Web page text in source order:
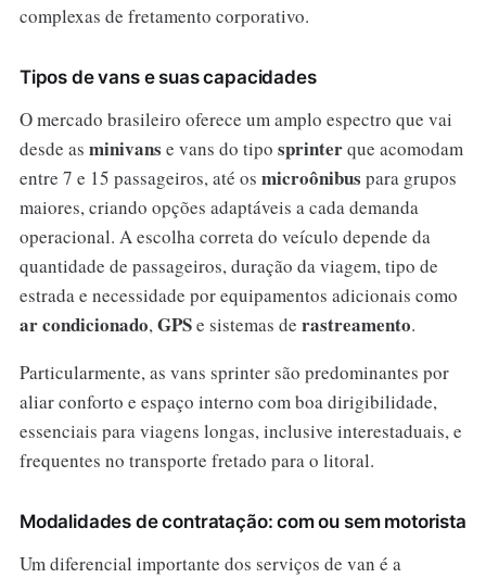
complexas de fretamento corporativo.
Tipos de vans e suas capacidades
O mercado brasileiro oferece um amplo espectro que vai
desde as minivans e vans do tipo sprinterque acomodam
entre 7 e 15 passageiros, até os microônibus para grupos
maiores, criando opções adaptáveis a cada demanda
operacional. A escolha correta do veículo depende da
quantidade de passageiros, duração da viagem, tipo de
estrada e necessidade por equipamentos adicionais como
ar condicionado, GPSe sistemas de rastreamento.
Particularmente, as vans sprinter são predominantes por
aliar conforto e espaço interno com boa dirigibilidade,
essenciais para viagens longas, inclusive interestaduais, e
frequentes no transporte fretado para o litoral.
Modalidades de contratação: com ou sem motorista
Um diferencial importante dos serviços de van é a